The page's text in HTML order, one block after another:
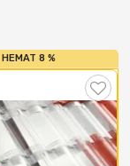
HEMAT 8 %